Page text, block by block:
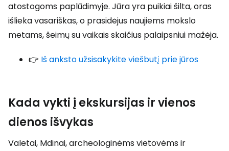
atostogoms paplūdimyje. Jūra yra puikiai šilta, oras
išlieka vasariškas, o prasidėjus naujiems mokslo
metams, šeimų su vaikais skaičius palaipsniui mažėja.
👉 Iš anksto užsisakykite viešbutį prie jūros
Kada vykti į ekskursijas ir vienos
dienos išvykas
Valetai, Mdinai, archeologinėms vietovėms ir